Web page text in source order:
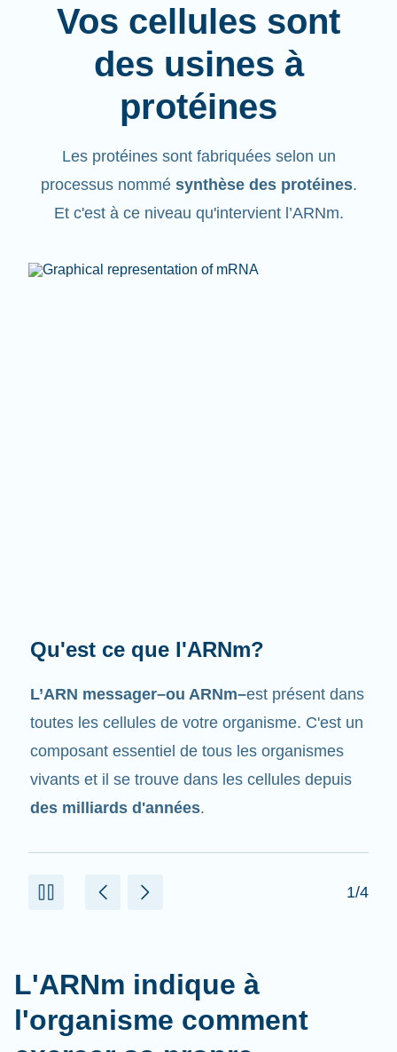
Vos cellules sont
des usines à
protéines
Les protéines sont fabriquées selon un
processus nommé synthèse des protéines.
Et c'est à ce niveau qu'intervient l’ARNm.
Que fait-il?
Tout comme son nom l'indique, l'ARNm est un
messager. Il interagit avec d'autres
composants dans les cellules qui aident à créer
des protéines.
l'organisme comment
exercer sa propre